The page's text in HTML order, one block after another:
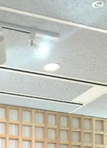
を
読
み
中
で
す